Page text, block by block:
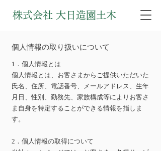
株式会社 大日造園土木
個人情報の取り扱いについて
1．個人情報とは
個人情報とは、お客さまからご提供いただいた
氏名、住所、電話番号、メールアドレス、生年
月日、性別、勤務先、家族構成等によりお客さ
ま自身を特定することができる情報を指しま
す。
2．個人情報の取得について